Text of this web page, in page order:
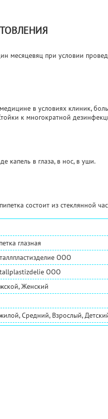
месяцевяц при условии
в условиях клиник,
к многократной
капель в глаза, в нос, в уши.
состоит из стеклянной
глазная
ООО
OOO
Женский
Средний, Взрослый,